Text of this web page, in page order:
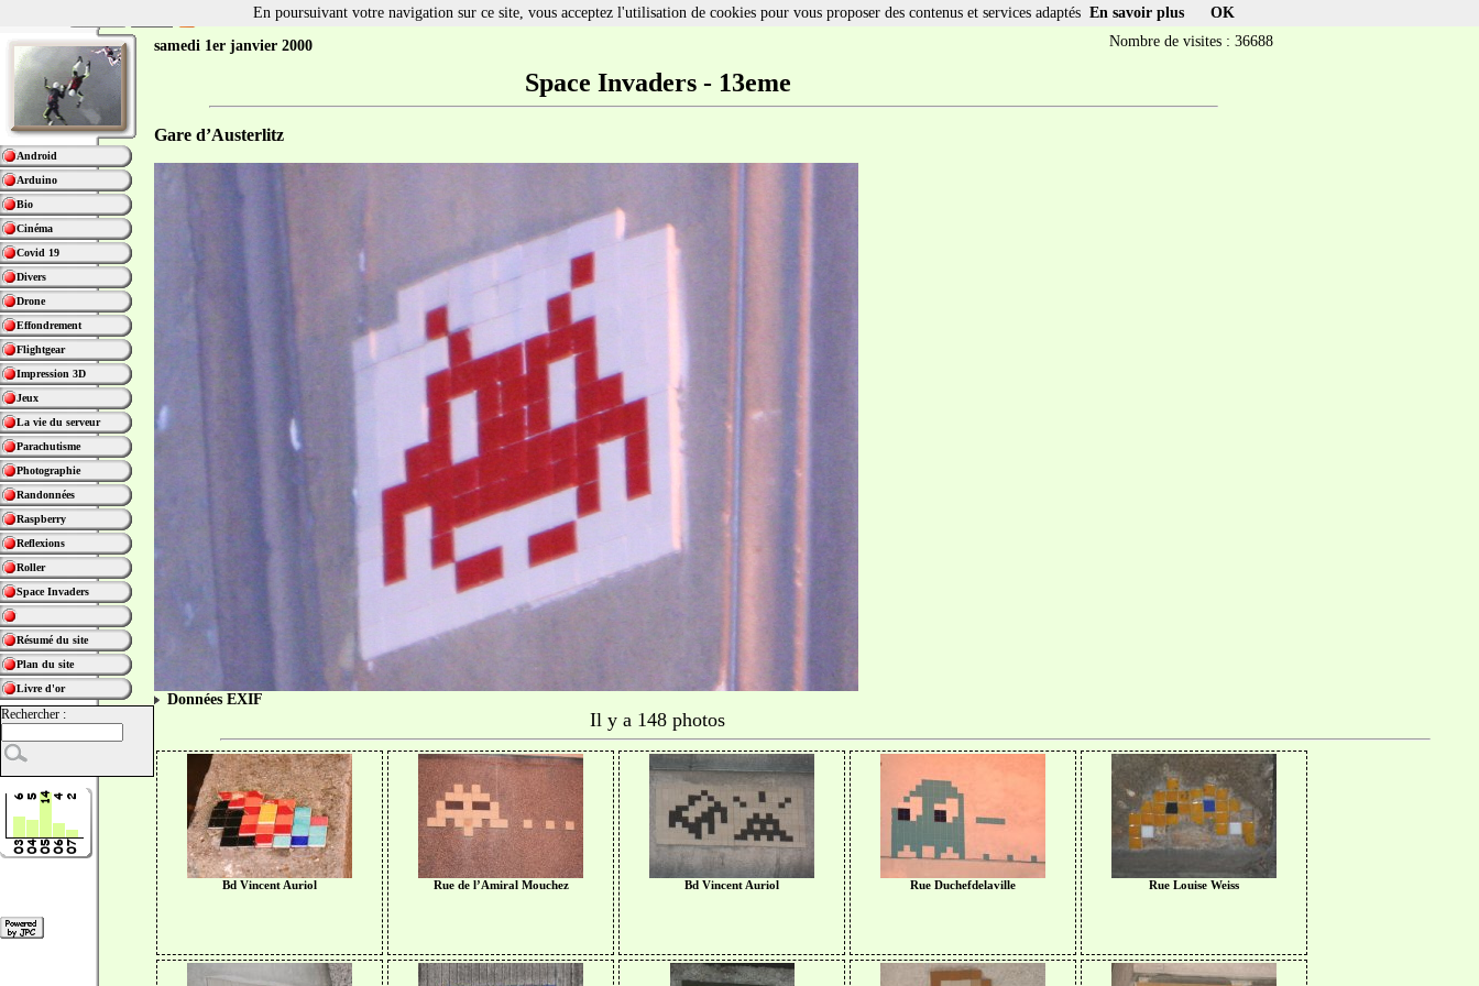
Android
Arduino
Bio
Cinéma
Covid 19
Divers
Drone
Effondrement
Flightgear
Impression 3D
Jeux
La vie du serveur
Parachutisme
Photographie
Randonnées
Raspberry
Reflexions
Roller
Space Invaders
Résumé du site
Plan du site
Livre d'or
Rechercher :
samedi 1er janvier 2000 Nombre de visites : 36688
Space Invaders - 13eme
Gare d’Austerlitz
Données EXIF
Il y a 148 photos
Bd Vincent Auriol Rue de l’Amiral Mouchez Bd Vincent Auriol Rue Duchefdelaville Rue Louise Weiss
En poursuivant votre navigation sur ce site, vous acceptez l'utilisation de cookies pour vous proposer des contenus et services adaptés En savoir plus OK